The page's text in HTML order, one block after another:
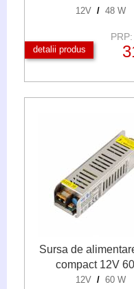
12V / 48 W
detalii produs
Sursa de
compact 12V
12V / 60 W